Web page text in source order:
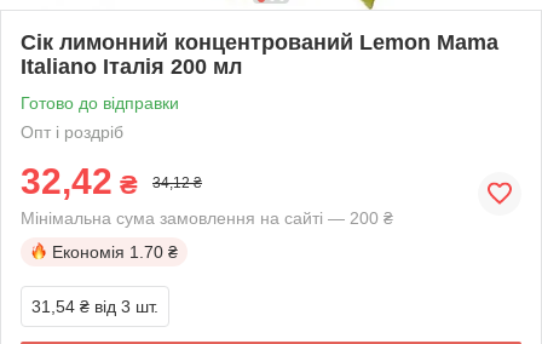
Сік лимонний концентрований Lemon Mama
Italiano Італія 200 мл
Готово до відправки
Опт і роздріб
32,42 ₴ 34,12 ₴
Мінімальна сума замовлення на сайті — 200 ₴
Економія 1.70 ₴
31,54 ₴ від 3 шт.